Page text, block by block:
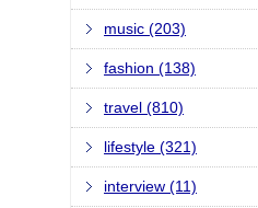
music (203)
fashion (138)
travel (810)
lifestyle (321)
interview (11)